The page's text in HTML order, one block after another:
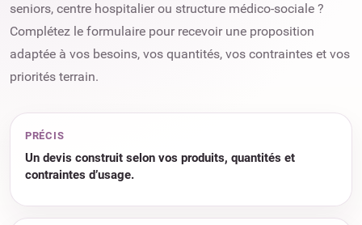
seniors, centre hospitalier ou structure médico-sociale ?
Complétez le formulaire pour recevoir une proposition
adaptée à vos besoins, vos quantités, vos contraintes et vos
priorités terrain.
PRÉCIS
Un devis construit selon vos produits, quantités et
contraintes d’usage.